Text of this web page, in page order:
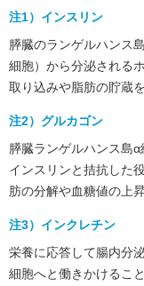
注1）インスリン
膵臓のランゲルハンス
細胞）から分泌される
取り込みや脂肪の貯蔵
注2）グルカゴン
膵臓ランゲルハンス島α
インスリンと拮抗した
肪の分解や血糖値の上
注3）インクレチン
栄養に応答して腸内分
細胞へと働きかけるこ